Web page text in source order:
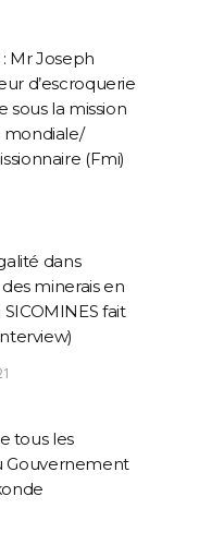
Mr Joseph
d’escroquerie
sous la mission
(Fmi)
dans
minerais en
fait
tous les
Gouvernement